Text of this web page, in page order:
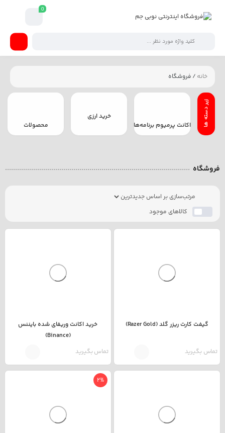
0
خانه / فروشگاه
اکانت پرمیوم برنامه‌ها
خرید ارزی
محصولات
فروشگاه
کالاهای موجود
گیفت کارت ریزر گلد (Razer Gold)
تماس بگیرید
خرید اکانت وریفای شده بایننس
(Binance)
تماس بگیرید
2%